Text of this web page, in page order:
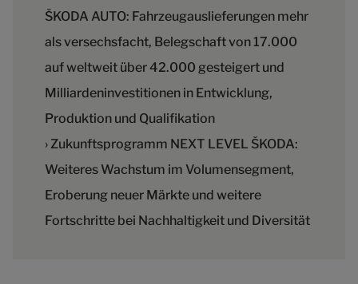
ŠKODA AUTO: Fahrzeugauslieferungen mehr
als versechsfacht, Belegschaft von 17.000
auf weltweit über 42.000 gesteigert und
Milliardeninvestitionen in Entwicklung,
Produktion und Qualifikation
› Zukunftsprogramm NEXT LEVEL ŠKODA:
Weiteres Wachstum im Volumensegment,
Eroberung neuer Märkte und weitere
Fortschritte bei Nachhaltigkeit und Diversität